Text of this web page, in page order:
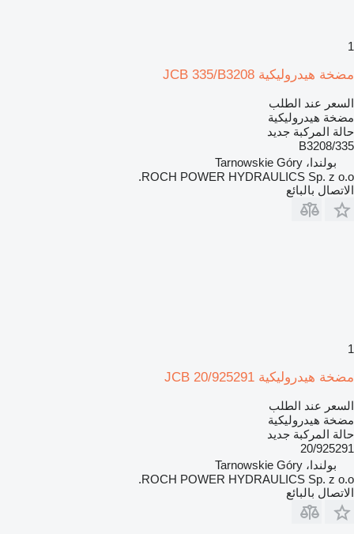
1
مضخة هيدروليكية JCB 335/B3208
السعر عند الطلب
مضخة هيدروليكية
حالة المركبة جديد
335/B3208
بولندا، Tarnowskie Góry
ROCH POWER HYDRAULICS Sp. z o.o.
الاتصال بالبائع
1
مضخة هيدروليكية JCB 20/925291
السعر عند الطلب
مضخة هيدروليكية
حالة المركبة جديد
20/925291
بولندا، Tarnowskie Góry
ROCH POWER HYDRAULICS Sp. z o.o.
الاتصال بالبائع